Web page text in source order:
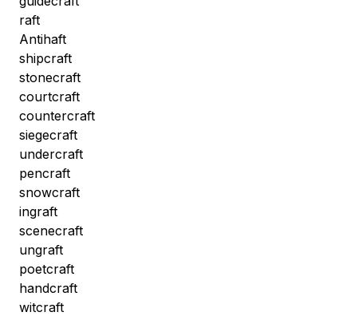
raft
Antihaft
shipcraft
stonecraft
courtcraft
countercraft
siegecraft
undercraft
pencraft
snowcraft
ingraft
scenecraft
ungraft
poetcraft
handcraft
witcraft